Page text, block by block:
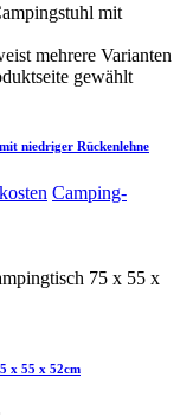
mehrere Varianten
gewählt
niedriger Rückenlehne
Camping-
x 55 x 52cm